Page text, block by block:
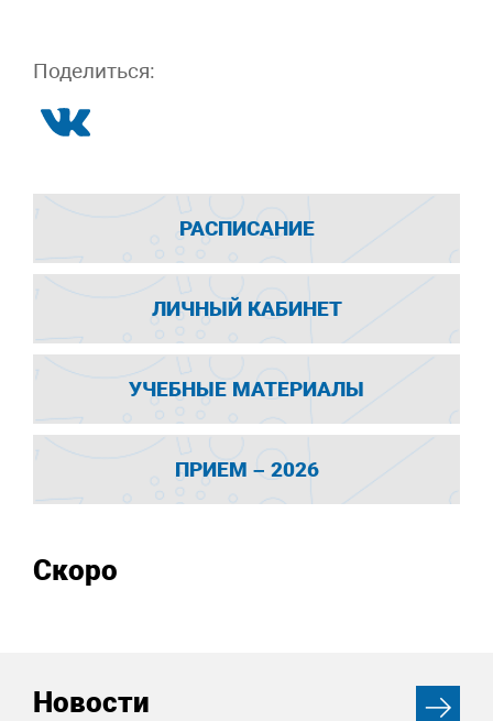
Поделиться:
РАСПИСАНИЕ
ЛИЧНЫЙ КАБИНЕТ
УЧЕБНЫЕ МАТЕРИАЛЫ
ПРИЕМ – 2026
Скоро
Новости